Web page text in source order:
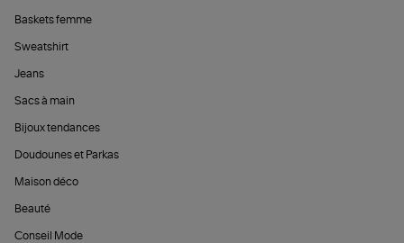
Baskets femme
Sweatshirt
Jeans
Sacs à main
Bijoux tendances
Doudounes et Parkas
Maison déco
Beauté
Conseil Mode